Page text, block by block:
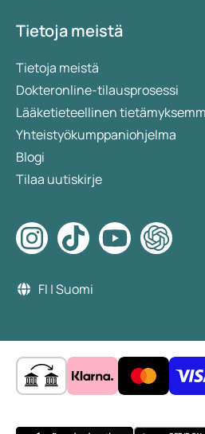
aiemmin ei olisi ollut
Lääkeaineallergia
antibiootit ja tietyt
allergisen reaktion.
esimerkki.
Tietoja meistä
Tietoja meistä
Dokteronline-tilausprosessi
Lääketieteellinen
Yhteistyökumppaniohjelma
Blogi
Tilaa uutiskirje
FI | Suomi